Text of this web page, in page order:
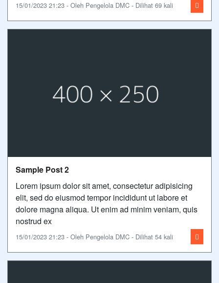
15/01/2023 21:23 - Oleh Pengelola DMC - Dilihat 69 kali
Sample Post 2
Lorem ipsum dolor sit amet, consectetur adipisicing
elit, sed do eiusmod tempor incididunt ut labore et
dolore magna aliqua. Ut enim ad minim veniam, quis
nostrud ex
15/01/2023 21:23 - Oleh Pengelola DMC - Dilihat 54 kali